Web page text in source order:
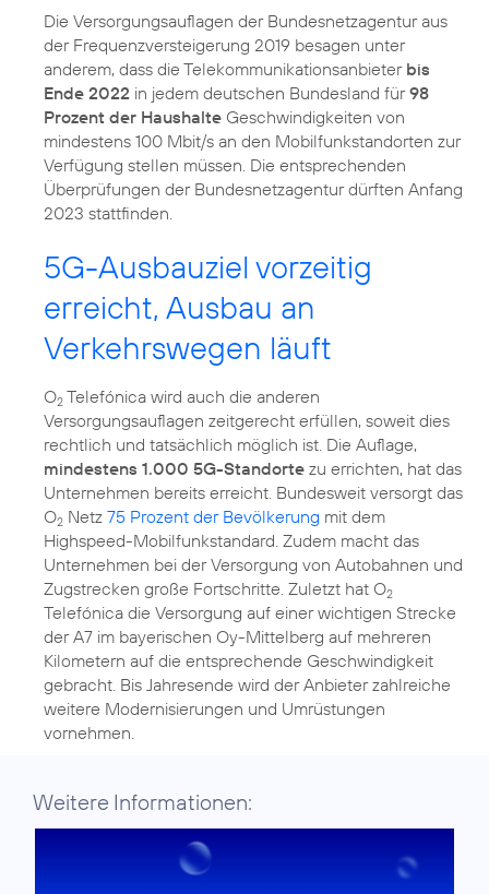
Die Versorgungsauflagen der Bundesnetzagentur aus
der Frequenzversteigerung 2019 besagen unter
anderem, dass die Telekommunikationsanbieter bis
Ende 2022 in jedem deutschen Bundesland für98
Prozent der Haushalte Geschwindigkeiten von
mindestens 100 Mbit/s an den Mobilfunkstandorten zur
Verfügung stellen müssen. Die entsprechenden
Überprüfungen der Bundesnetzagentur dürften Anfang
2023 stattfinden.
5G-Ausbauziel vorzeitig
erreicht, Ausbau an
Verkehrswegen läuft
O2 Telefónica wird auch die anderen
Versorgungsauflagen zeitgerecht erfüllen, soweit dies
rechtlich und tatsächlich möglich ist. Die Auflage,
mindestens 1.000 5G-Standorte zu errichten, hat das
Unternehmen bereits erreicht. Bundesweit versorgt das
O2 Netz 75 Prozent der Bevölkerung mit dem
Highspeed-Mobilfunkstandard. Zudem macht das
Unternehmen bei der Versorgung von Autobahnen und
Zugstrecken große Fortschritte. Zuletzt hat O2
Telefónica die Versorgung auf einer wichtigen Strecke
der A7 im bayerischen Oy-Mittelberg auf mehreren
Kilometern auf die entsprechende Geschwindigkeit
gebracht. Bis Jahresende wird der Anbieter zahlreiche
weitere Modernisierungen und Umrüstungen
vornehmen.
Weitere Informationen: